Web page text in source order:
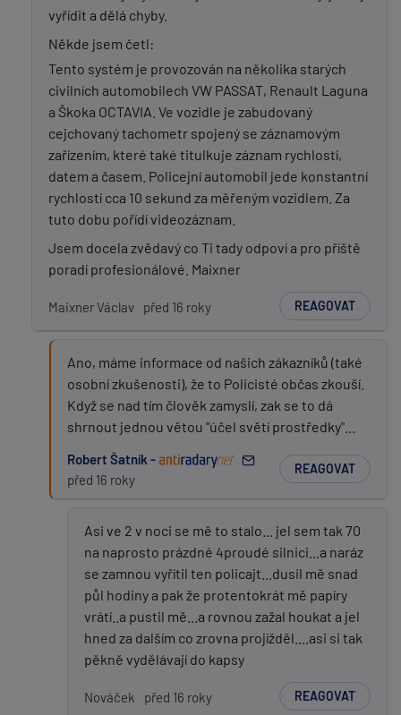
vyřídit a dělá chyby.
Někde jsem četl:
Tento systém je provozován na několika starých
civilních automobilech VW PASSAT, Renault Laguna
a Škoka OCTAVIA. Ve vozidle je zabudovaný
cejchovaný tachometr spojený se záznamovým
zařízením, které také titulkuje záznam rychlostí,
datem a časem. Policejní automobil jede konstantní
rychlostí cca 10 sekund za měřeným vozidlem. Za
tuto dobu pořídí videozáznam.
Jsem docela zvědavý co Ti tady odpoví a pro příště
poradí profesionálové. Maixner
Maixner Václav před 16 roky REAGOVAT
Ano, máme informace od našich zákazníků (také
osobní zkušenosti), že to Policisté občas zkouší.
Když se nad tím člověk zamyslí, zak se to dá
shrnout jednou větou "účel světí prostředky"...
Robert Šatník -
před 16 roky
REAGOVAT
Asi ve 2 v noci se mě to stalo... jel sem tak 70
na naprosto prázdné 4proudé silnici...a naráz
se zamnou vyřítil ten policajt...dusil mě snad
půl hodiny a pak že protentokrát mě papíry
vrátí..a pustil mě...a rovnou zažal houkat a jel
hned za dalším co zrovna projížděl....asi si tak
pěkně vydělávají do kapsy
Nováček před 16 roky REAGOVAT